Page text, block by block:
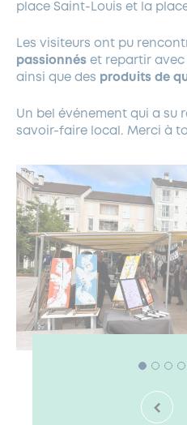
GESTION DU PATRIMOINE
place Saint-Louis et la
Les visiteurs ont pu
passionnés et repartir avec
ainsi que des produits de
Un bel événement qui a su
savoir-faire local. Merci à